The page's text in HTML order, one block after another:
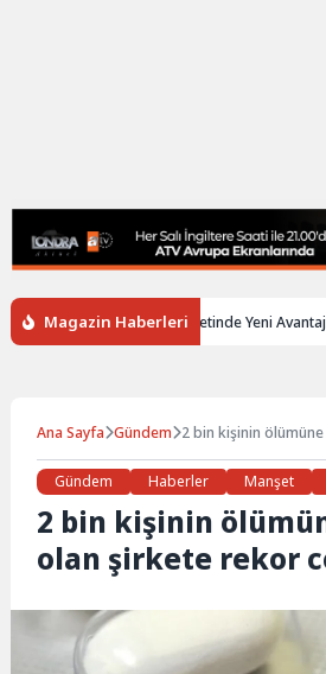
Magazin Haberleri
Gençlere Tren Biletinde Yeni Avantaj:
Ana Sayfa Gündem 2 bin kişinin
Gündem
Haberler Manşet
2 bin kişinin
olan şirkete rekor